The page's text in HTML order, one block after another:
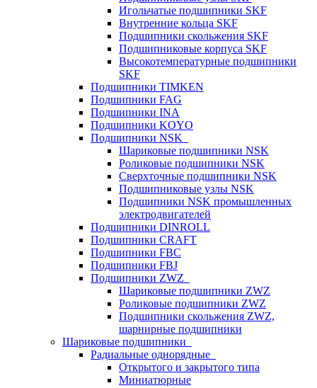
Игольчатые подшипники SKF
Внутренние кольца SKF
Подшипники скольжения SKF
Подшипниковые корпуса SKF
Высокотемпературные подшипники
SKF
Подшипники TIMKEN
Подшипники FAG
Подшипники INA
Подшипники KOYO
Подшипники NSK
Шариковые подшипники NSK
Роликовые подшипники NSK
Сверхточные подшипники NSK
Подшипниковые узлы NSK
Подшипники NSK промышленных
электродвигателей
Подшипники DINROLL
Подшипники CRAFT
Подшипники FBC
Подшипники FBJ
Подшипники ZWZ
Шариковые подшипники ZWZ
Роликовые подшипники ZWZ
Подшипники скольжения ZWZ,
шарнирные подшипники
Шариковые подшипники
Радиальные однорядные
Открытого и закрытого типа
Миниатюрные